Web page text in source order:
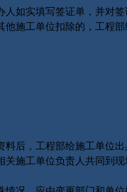
实填写签证单，并对签
工单位扣除的，工程
，工程部给施工单位出
工单位负责人共同到